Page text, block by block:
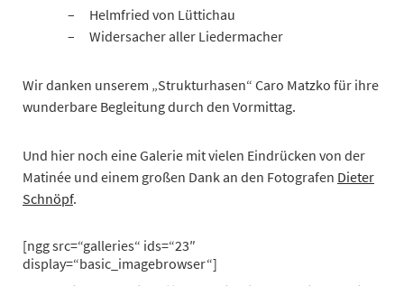
Helmfried von Lüttichau
Widersacher aller Liedermacher
Wir danken unserem „Strukturhasen“ Caro Matzko für ihre
wunderbare Begleitung durch den Vormittag.
Und hier noch eine Galerie mit vielen Eindrücken von der
Matinée und einem großen Dank an den Fotografen Dieter
Schnöpf.
[ngg src=“galleries“ ids=“23″
display=“basic_imagebrowser“]